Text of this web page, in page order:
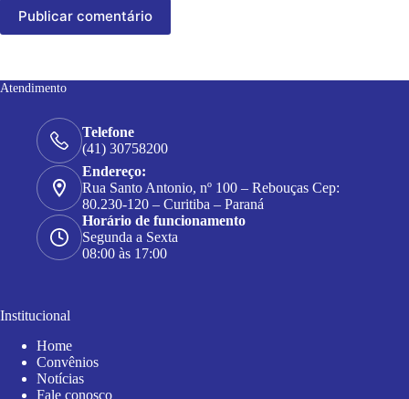
Publicar comentário
Atendimento
Telefone
(41) 30758200
Endereço:
Rua Santo Antonio, nº 100 – Rebouças Cep:
80.230-120 – Curitiba – Paraná
Horário de funcionamento
Segunda a Sexta
08:00 às 17:00
Institucional
Home
Convênios
Notícias
Fale conosco